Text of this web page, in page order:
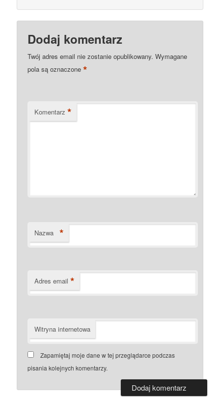
Dodaj komentarz
Twój adres email nie zostanie opublikowany. Wymagane
pola są oznaczone*
Komentarz *
Nazwa *
Adres email *
Witryna internetowa
Zapamiętaj moje dane w tej przeglądarce podczas
pisania kolejnych komentarzy.